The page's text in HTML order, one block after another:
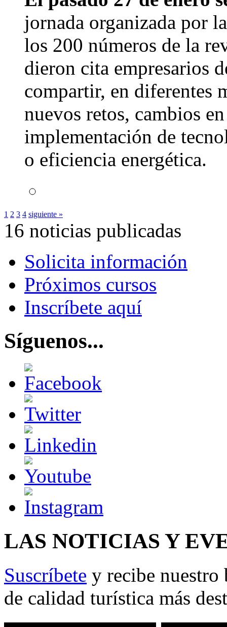
jornada organizada por
los 200 números de la
dieron cita empresarios
compartir, en diferentes
nuevos retos, cambios
implementación de
o eficiencia energética.
1 2 3 4 siguiente »
16 noticias publicadas
Solicita información
Próximos cursos
Inscríbete aquí
Síguenos...
LAS NOTICIAS Y
Suscríbete y recibe nuestro
de calidad turística más